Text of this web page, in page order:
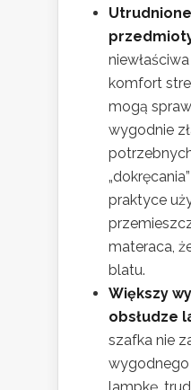
komfort
mogą
wygodnie
praktyce
materaca,
blatu.
Większy
obsłudze
szafka nie
wygodnego